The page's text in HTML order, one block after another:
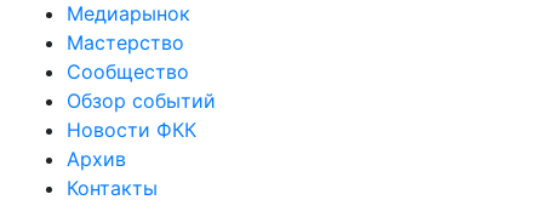
Медиарынок
Мастерство
Сообщество
Обзор событий
Новости ФКК
Архив
Контакты